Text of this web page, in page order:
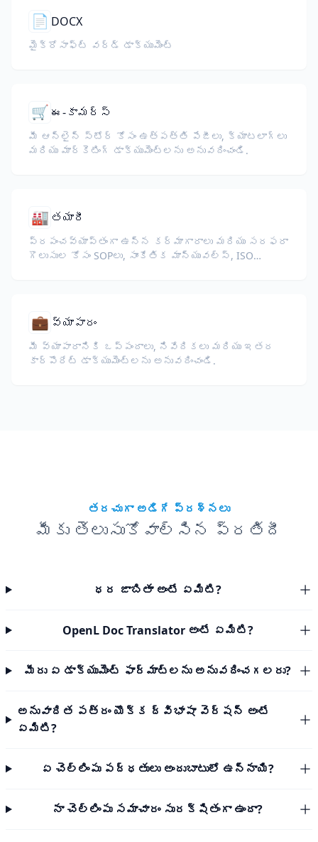
📄 DOCX
మైక్రోసాఫ్ట్ వర్డ్ డాక్యుమెంట్
🛒 ఈ-కామర్స్
మీ ఆన్‌లైన్ స్టోర్ కోసం ఉత్పత్తి పేజీలు, క్యాటలాగ్‌లు
మరియు మార్కెటింగ్ డాక్యుమెంట్లను అనువదించండి.
🏭 తయారీ
ప్రపంచవ్యాప్తంగా ఉన్న కర్మాగారాలు మరియు సరఫరా
గొలుసుల కోసం SOPలు, సాంకేతిక మాన్యువల్స్, ISO
💼 వ్యాపారం
మీ వ్యాపారానికి ఒప్పందాలు, నివేదికలు మరియు ఇతర
కార్పొరేట్ డాక్యుమెంట్లను అనువదించండి.
తరచుగా అడిగే ప్రశ్నలు
మీకు తెలుసుకోవాల్సిన ప్రతిదీ
ధర జాబితా అంటే ఏమిటి?
OpenL Doc Translator అంటే ఏమిటి?
మీరు ఏ డాక్యుమెంట్ ఫార్మాట్‌లను అనువదించగలరు?
అనువాదిత పత్రం యొక్క ద్విభాషా వెర్షన్ అంటే
ఏమిటి?
ఏ చెల్లింపు పద్ధతులు అందుబాటులో ఉన్నాయి?
నా చెల్లింపు సమాచారం సురక్షితంగా ఉందా?